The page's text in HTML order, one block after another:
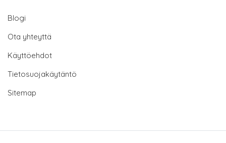
Blogi
Ota yhteyttä
Käyttöehdot
Tietosuojakäytäntö
Sitemap